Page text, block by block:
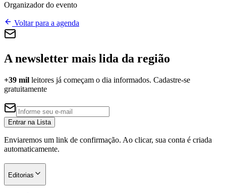
Organizador do evento
Voltar para a agenda
A newsletter mais lida da região
+39 mil leitores já começam o dia informados. Cadastre-se
gratuitamente
Entrar na Lista
Enviaremos um link de confirmação. Ao clicar, sua conta é criada
automaticamente.
Editorias